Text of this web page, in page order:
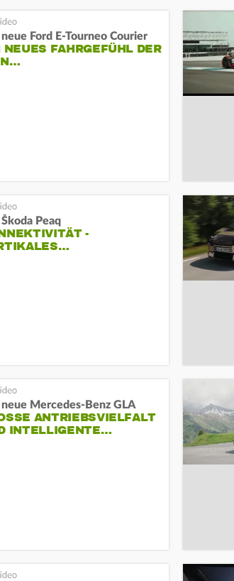
neue Ford E-Tourneo Courier
NEUES FAHRGEFÜHL DER
Škoda Peaq
-
neue Mercedes-Benz GLA
ANTRIEBSVIELFALT U